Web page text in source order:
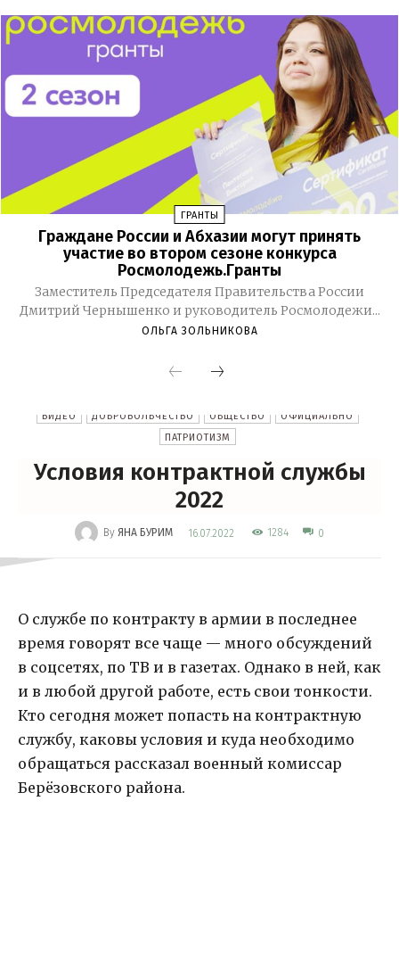
ГРАНТЫ
Граждане России и Абхазии могут принять
участие во втором сезоне конкурса
Росмолодежь.Гранты
Заместитель Председателя Правительства России
Дмитрий Чернышенко и руководитель Росмолодежи...
ОЛЬГА ЗОЛЬНИКОВА